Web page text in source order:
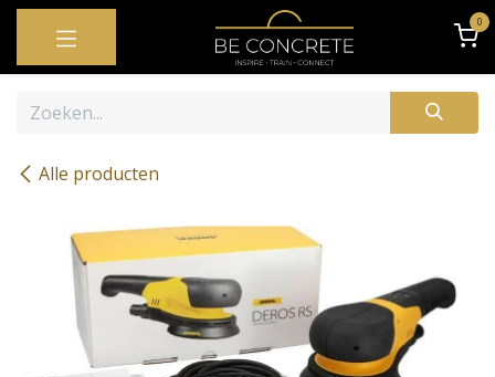
OVERSLAAN NAAR INHOUD 0
Alle producten